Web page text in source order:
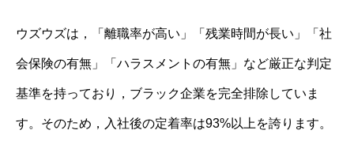
ウズウズは，「離職率が高い」「残業時間が長い」「社
会保険の有無」「ハラスメントの有無」など厳正な判定
基準を持っており，ブラック企業を完全排除していま
す。そのため，入社後の定着率は93%以上を誇ります。